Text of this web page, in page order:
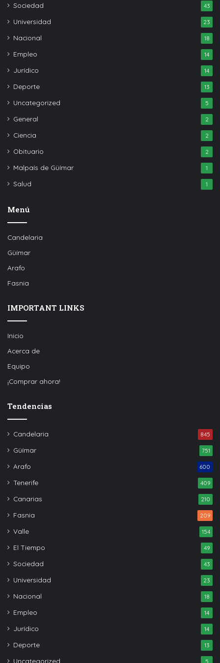
Sociedad 43
Universidad 23
Nacional 18
Empleo 14
Jurídico 14
Deporte 13
Uncategorized 5
General 2
Ciencia 2
Obituario 2
Malpaís de Güímar 1
Salud 1
Menú
Candelaria
Güímar
Arafo
Fasnia
IMPORTANT LINKS
Inicio
Acerca de
Equipo
¡Comprar ahora!
Tendencias
Candelaria 845
Güímar 751
Arafo 600
Tenerife 409
Canarias 210
Fasnia 209
Valle 154
El Tiempo 49
Sociedad 43
Universidad 23
Nacional 18
Empleo 14
Jurídico 14
Deporte 13
Uncategorized 5